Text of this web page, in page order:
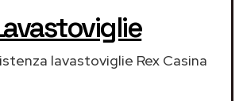
lavastoviglie Rex Casina